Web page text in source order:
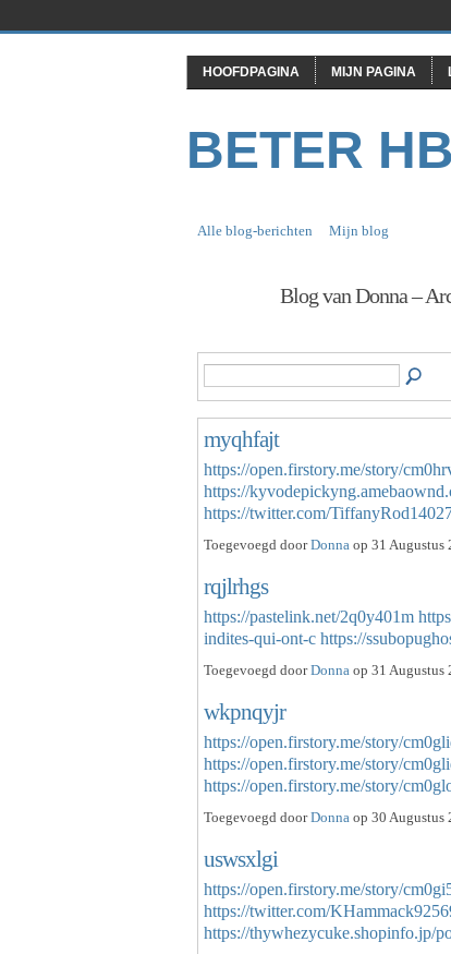
HOOFDPAGINA MIJN PAGINA
BETER
Alle blog-berichten Mijn blog
Blog van Donna –
myqhfajt
https://open.firstory.me/story/
https://
https://twitter.com/
Toegevoegd doorDonna op 31 Augustus
rqjlrhgs
https://pastelink.net/2q0y401m
indites-qui-ont-c https://
Toegevoegd doorDonna op 31 Augustus
wkpnqyjr
https://open.firstory.me/story/
https://open.firstory.me/story/
https://open.firstory.me/story/
Toegevoegd doorDonna op 30 Augustus
uswsxlgi
https://open.firstory.me/story/
https://twitter.com/
https://thywhezycuke.shopinfo.jp/